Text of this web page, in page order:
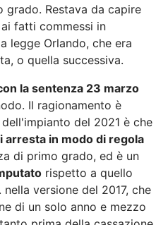
Restava da capire
fatti commessi in
legge Orlando, che era
o quella successiva.
la sentenza 23 marzo
Il ragionamento è
del 2021 è che
arresta in modo di regola
di primo grado, ed è un
rispetto a quello
versione del 2017, che
di un solo anno e mezzo